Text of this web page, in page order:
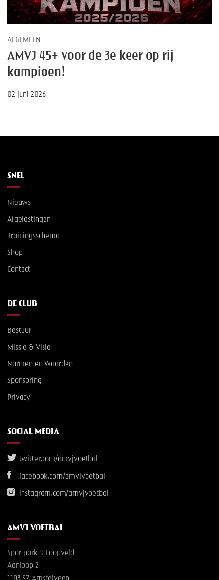
ALGEMEEN
AMVJ 45+ voor de 3e keer op rij
kampioen!
02 juni 2026
SNEL
Nieuws
Afgelastingen
Trainingsschema
Shop
Contact
DE CLUB
Bestuur
Missie & Visie
Normen en Waarden
Sponsoring
Privacy
SOCIAL MEDIA
twitter.com/amvjvoetbal
facebook.com/amvjvoetbal
instagram.com/amvjvoetbal
AMVJ VOETBAL
Sportpark 't Loopveld
Aanloop 2